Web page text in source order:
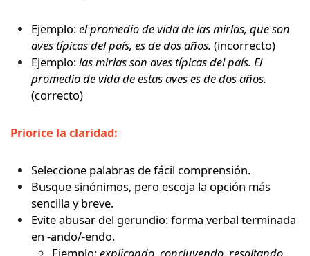
Ejemplo:el promedio de vida de las mirlas, que son
aves típicas del país, es de dos años. (incorrecto)
Ejemplo:las mirlas son aves típicas del país. El
promedio de vida de estas aves es de dos años.
(correcto)
Priorice la claridad:
Seleccione palabras de fácil comprensión.
Busque sinónimos, pero escoja la opción más
sencilla y breve.
Evite abusar del gerundio: forma verbal terminada
en -ando/-endo.
Ejemplo:explicando, concluyendo, resaltando,